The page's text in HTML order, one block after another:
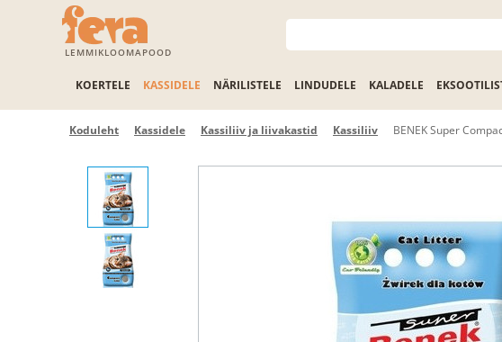
LEMMIKLOOMAPOOD
KOERTELE KASSIDELE NÄRILISTELE LINDUDELE KALADELE
Koduleht Kassidele Kassiliiv ja liivakastid Kassiliiv BENEK Super